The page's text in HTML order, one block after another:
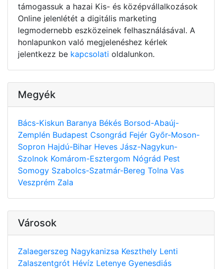
támogassuk a hazai Kis- és középvállalkozások
Online jelenlétét a digitális marketing
legmodernebb eszközeinek felhasználásával. A
honlapunkon való megjelenéshez kérlek
jelentkezz be kapcsolati oldalunkon.
Megyék
Bács-Kiskun Baranya Békés Borsod-Abaúj-
Zemplén Budapest Csongrád Fejér Győr-Moson-
Sopron Hajdú-Bihar Heves Jász-Nagykun-
Szolnok Komárom-Esztergom Nógrád Pest
Somogy Szabolcs-Szatmár-Bereg Tolna Vas
Veszprém Zala
Városok
Zalaegerszeg Nagykanizsa Keszthely Lenti
Zalaszentgrót Hévíz Letenye Gyenesdiás